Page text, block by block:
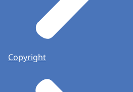
Copyright